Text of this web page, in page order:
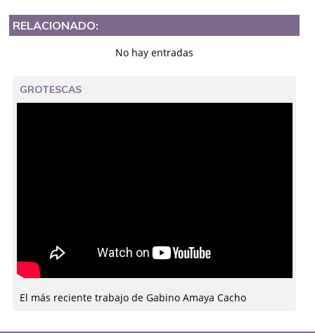
RELACIONADO:
No hay entradas
GROTESCAS
El más reciente trabajo de Gabino Amaya Cacho